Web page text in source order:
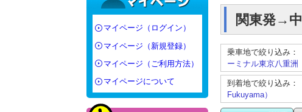
関東発→
乗車地で絞り込み：
ーミナル東京八重洲
到着地で絞り込み：
Fukuyama）
マイページ（ログイン）
マイページ（新規登録）
マイページ（ご利用方法）
マイページについて